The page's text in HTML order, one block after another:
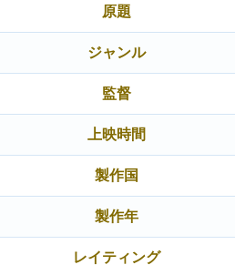
原題
ジャンル
監督
上映時間
製作国
製作年
レイティング